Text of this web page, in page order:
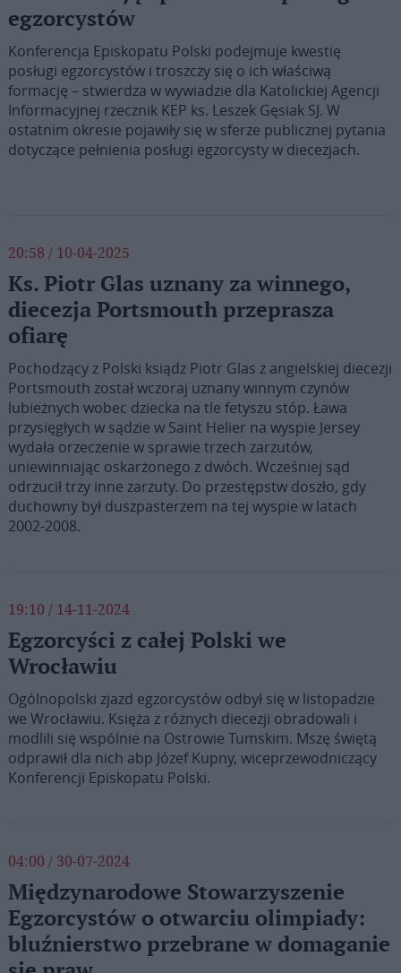
egzorcystów
Konferencja Episkopatu Polski podejmuje kwestię
posługi egzorcystów i troszczy się o ich właściwą
formację – stwierdza w wywiadzie dla Katolickiej Agencji
Informacyjnej rzecznik KEP ks. Leszek Gęsiak SJ. W
ostatnim okresie pojawiły się w sferze publicznej pytania
dotyczące pełnienia posługi egzorcysty w diecezjach.
20:58 / 10-04-2025
Ks. Piotr Glas uznany za winnego,
diecezja Portsmouth przeprasza
ofiarę
Pochodzący z Polski ksiądz Piotr Glas z angielskiej diecezji
Portsmouth został wczoraj uznany winnym czynów
lubieżnych wobec dziecka na tle fetyszu stóp. Ława
przysięgłych w sądzie w Saint Helier na wyspie Jersey
wydała orzeczenie w sprawie trzech zarzutów,
uniewinniając oskarżonego z dwóch. Wcześniej sąd
odrzucił trzy inne zarzuty. Do przestępstw doszło, gdy
duchowny był duszpasterzem na tej wyspie w latach
2002-2008.
19:10 / 14-11-2024
Egzorcyści z całej Polski we
Wrocławiu
Ogólnopolski zjazd egzorcystów odbył się w listopadzie
we Wrocławiu. Księża z różnych diecezji obradowali i
modlili się wspólnie na Ostrowie Tumskim. Mszę świętą
odprawił dla nich abp Józef Kupny, wiceprzewodniczący
Konferencji Episkopatu Polski.
04:00 / 30-07-2024
Międzynarodowe Stowarzyszenie
Egzorcystów o otwarciu olimpiady:
bluźnierstwo przebrane w domaganie